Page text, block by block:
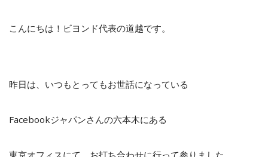
こんにちは！ビヨンド代表の道越です。
昨日は、いつもとってもお世話になっている
Facebookジャパンさんの六本木にある
東京オフィスにて、お打ち合わせに行って参りました。